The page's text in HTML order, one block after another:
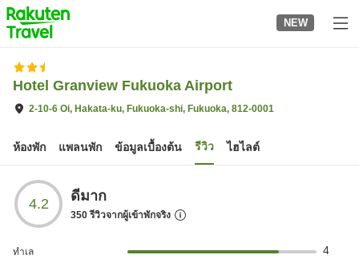
to
top
page
NEW
Hotel Granview Fukuoka Airport
2-10-6 Oi, Hakata-ku, Fukuoka-shi, Fukuoka, 812-0001
ห้องพัก แพลนพัก ข้อมูลเบื้องต้น รีวิว ไฮไลต์
4.2 ดีมาก
350รีวิวจากผู้เข้าพักจริง
ทำเล 4